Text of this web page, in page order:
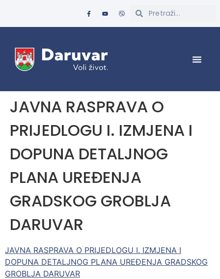
JAVNA RASPRAVA O
PRIJEDLOGU I. IZMJENA I
DOPUNA DETALJNOG
PLANA UREĐENJA
GRADSKOG GROBLJA
DARUVAR
JAVNA RASPRAVA O PRIJEDLOGU I. IZMJENA I
DOPUNA DETALJNOG PLANA UREĐENJA GRADSKOG
GROBLJA DARUVAR